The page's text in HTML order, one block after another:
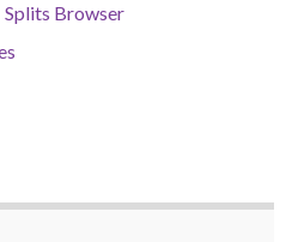
Splits Browser